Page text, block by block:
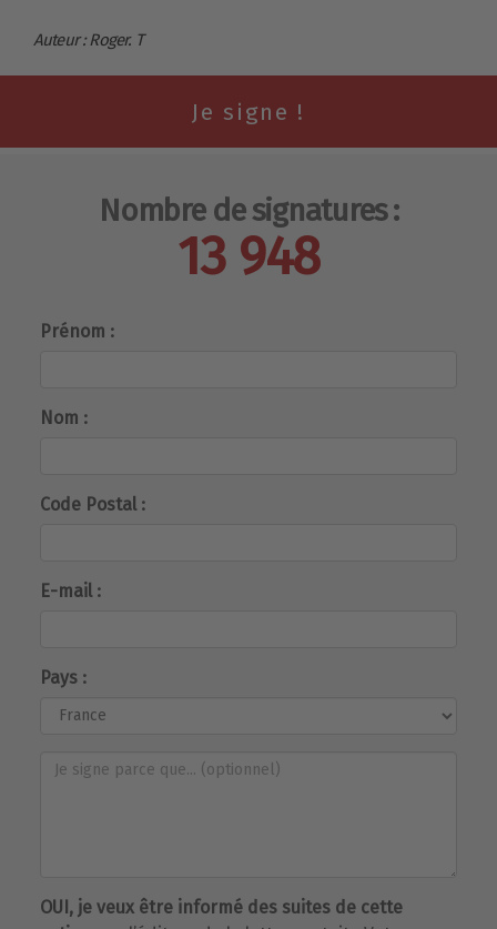
Auteur : Roger. T
Nombre de signatures :
13 948
Prénom :
Nom :
Code Postal :
E-mail :
Pays :
OUI, je veux être informé des suites de cette